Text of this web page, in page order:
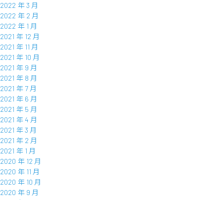
2022 年 3 月
2022 年 2 月
2022 年 1 月
2021 年 12 月
2021 年 11 月
2021 年 10 月
2021 年 9 月
2021 年 8 月
2021 年 7 月
2021 年 6 月
2021 年 5 月
2021 年 4 月
2021 年 3 月
2021 年 2 月
2021 年 1 月
2020 年 12 月
2020 年 11 月
2020 年 10 月
2020 年 9 月